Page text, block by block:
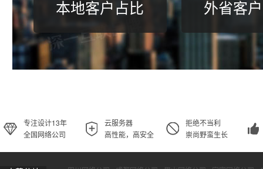
本地客户占比 外省客
专注设计13年
全国网络公司
云服务器
高性能，高安全
拒绝不当利
崇尚野蛮生长